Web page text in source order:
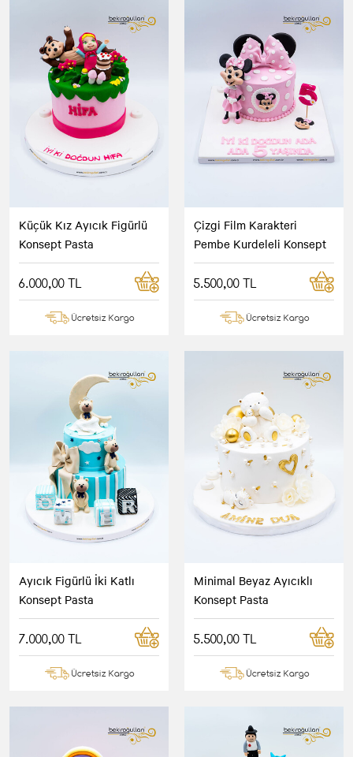
Küçük Kız Ayıcık Figürlü
Konsept Pasta
6.000,00 TL
Ücretsiz Kargo
Çizgi Film Karakteri
Pembe Kurdeleli Konsept
Pasta
5.500,00 TL
Ücretsiz Kargo
Ayıcık Figürlü İki Katlı
Konsept Pasta
7.000,00 TL
Ücretsiz Kargo
Minimal Beyaz Ayıcıklı
Konsept Pasta
5.500,00 TL
Ücretsiz Kargo